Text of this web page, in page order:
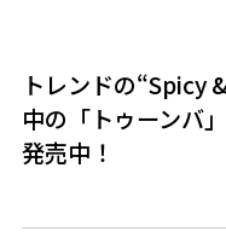
トレンドの“Spicy
中の「トゥーンバ
発売中！